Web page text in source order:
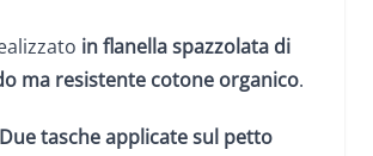
in flanella spazzolata di
ma resistente cotone organico.
Due tasche applicate sul petto